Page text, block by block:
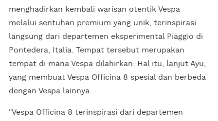
menghadirkan kembali warisan otentik Vespa
melalui sentuhan premium yang unik, terinspirasi
langsung dari departemen eksperimental Piaggio di
Pontedera, Italia. Tempat tersebut merupakan
tempat di mana Vespa dilahirkan. Hal itu, lanjut Ayu,
yang membuat Vespa Officina 8 spesial dan berbeda
dengan Vespa lainnya.
"Vespa Officina 8 terinspirasi dari departemen